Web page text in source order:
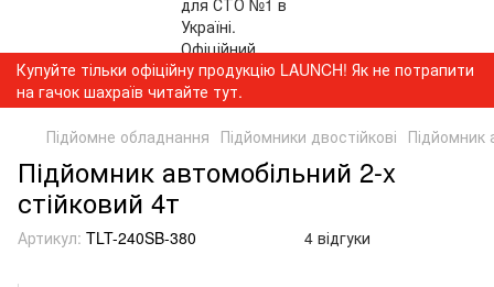
Купуйте тільки офіційну продукцію LAUNCH! Як не потрапити
на гачок шахраїв читайте тут.
Підйомне обладнання Підйомники двостійкові Підйомник
Підйомник автомобільний 2-x
стійковий 4т
Артикул: TLT-240SB-380 4 відгуки